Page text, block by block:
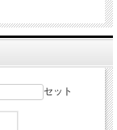
セット